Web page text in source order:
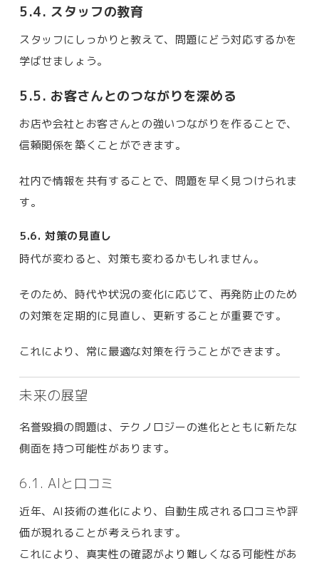
5.4. スタッフの教育
スタッフにしっかりと教えて、問題にどう対応するかを
学ばせましょう。
5.5. お客さんとのつながりを深める
お店や会社とお客さんとの強いつながりを作ることで、
信頼関係を築くことができます。
社内で情報を共有することで、問題を早く見つけられま
す。
5.6. 対策の見直し
時代が変わると、対策も変わるかもしれません。
そのため、時代や状況の変化に応じて、再発防止のため
の対策を定期的に見直し、更新することが重要です。
これにより、常に最適な対策を行うことができます。
未来の展望
名誉毀損の問題は、テクノロジーの進化とともに新たな
側面を持つ可能性があります。
6.1. AIと口コミ
近年、AI技術の進化により、自動生成される口コミや評
価が現れることが考えられます。
これにより、真実性の確認がより難しくなる可能性があ